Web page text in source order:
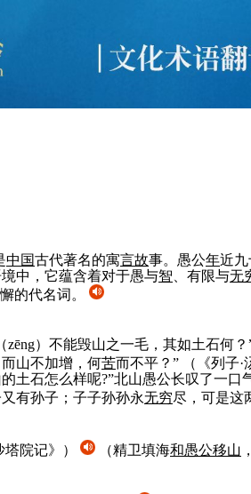
中国古代著名的寓言故事。愚公年近
中，它蕴含着对于愚与智 、有限与无
的代名词。
zēng）不能毁山之一毛，其如土石何
山不加增，何苦而不平？” （《列子·
土石怎么样呢?”北山愚公长叹了一
有孙子；子子孙孙永无穷尽，可是这
院记》） （精卫填海和愚公移山